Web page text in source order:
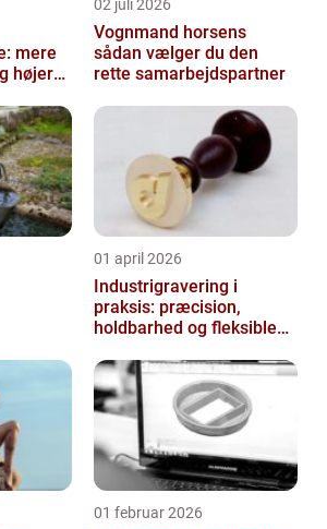
mere
højere
02 juli 2026
Vognmand horsens
sådan vælger du den
rette samarbejdspartner
01 april 2026
Industrigravering i
praksis: præcision,
holdbarhed og fleksible
01 februar 2026